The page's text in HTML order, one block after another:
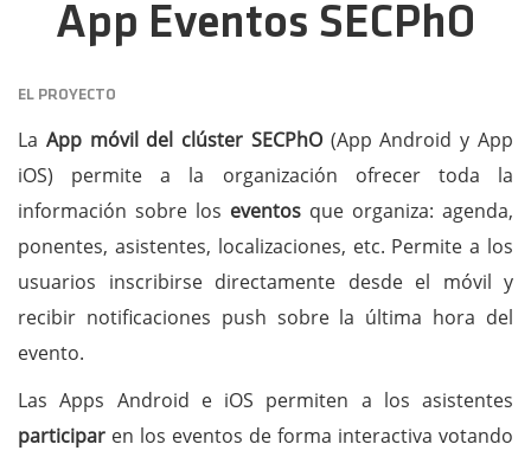
App Eventos SECPhO
EL PROYECTO
La App móvil del clúster SECPhO(App Android y App
iOS) permite a la organización ofrecer toda la
información sobre los eventos que organiza: agenda,
ponentes, asistentes, localizaciones, etc. Permite a los
usuarios inscribirse directamente desde el móvil y
recibir notificaciones push sobre la última hora del
evento.
Las Apps Android e iOS permiten a los asistentes
participar en los eventos de forma interactiva votando